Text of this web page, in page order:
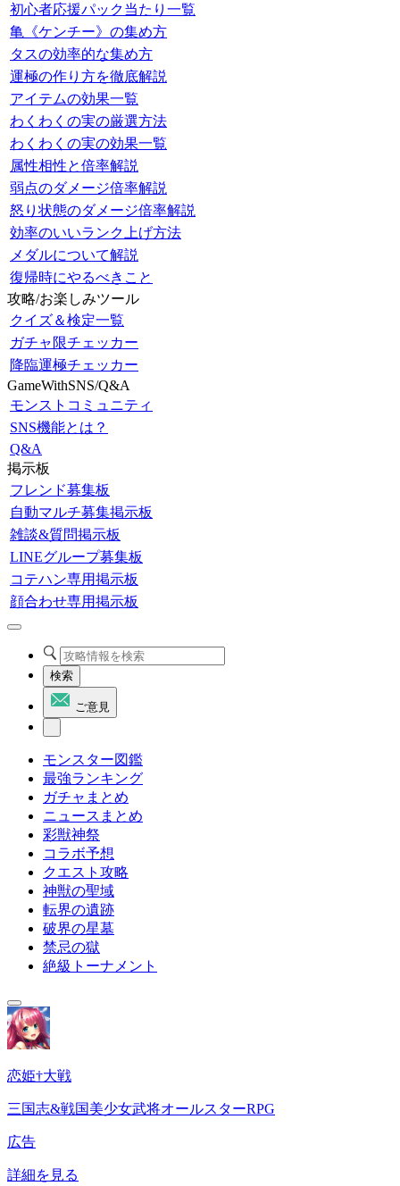
初心者応援パック当たり一覧
亀《ケンチー》の集め方
タスの効率的な集め方
運極の作り方を徹底解説
アイテムの効果一覧
わくわくの実の厳選方法
わくわくの実の効果一覧
属性相性と倍率解説
弱点のダメージ倍率解説
怒り状態のダメージ倍率解説
効率のいいランク上げ方法
メダルについて解説
復帰時にやるべきこと
攻略/お楽しみツール
クイズ＆検定一覧
ガチャ限チェッカー
降臨運極チェッカー
GameWithSNS/Q&A
モンストコミュニティ
SNS機能とは？
Q&A
掲示板
フレンド募集板
自動マルチ募集掲示板
雑談&質問掲示板
LINEグループ募集板
コテハン専用掲示板
顔合わせ専用掲示板
検索
ご意見
モンスター図鑑
最強ランキング
ガチャまとめ
ニュースまとめ
彩獣神祭
コラボ予想
クエスト攻略
神獣の聖域
転界の遺跡
破界の星墓
禁忌の獄
絶級トーナメント
恋姫†大戦
三国志&戦国美少女武将オールスターRPG
広告
詳細を見る